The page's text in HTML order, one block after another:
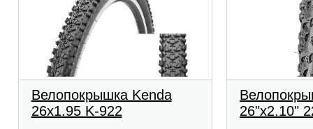
Велопокрышка Kenda
26x1.95 K-922
26"x2.10"